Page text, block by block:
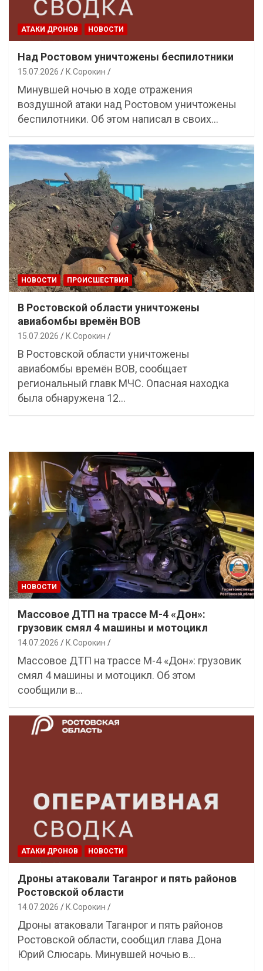
АТАКИ ДРОНОВ НОВОСТИ
Над Ростовом уничтожены беспилотники
15.07.2026 К.Сорокин
Минувшей ночью в ходе отражения
воздушной атаки над Ростовом уничтожены
беспилотники. Об этом написал в своих…
НОВОСТИ ПРОИСШЕСТВИЯ
В Ростовской области уничтожены
авиабомбы времён ВОВ
15.07.2026 К.Сорокин
В Ростовской области уничтожены
авиабомбы времён ВОВ, сообщает
региональный главк МЧС. Опасная находка
была обнаружена 12…
НОВОСТИ
Массовое ДТП на трассе М-4 «Дон»:
грузовик смял 4 машины и мотоцикл
14.07.2026 К.Сорокин
Массовое ДТП на трассе М-4 «Дон»: грузовик
смял 4 машины и мотоцикл. Об этом
сообщили в…
АТАКИ ДРОНОВ НОВОСТИ
Дроны атаковали Таганрог и пять районов
Ростовской области
14.07.2026 К.Сорокин
Дроны атаковали Таганрог и пять районов
Ростовской области, сообщил глава Дона
Юрий Слюсарь. Минувшей ночью в…